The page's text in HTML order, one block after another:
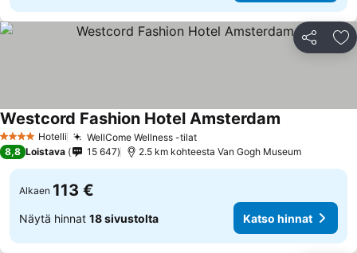
Jaa
4 Tähtiluokitus
Hotelli WellCome Wellness -tilat
Westcord Fashion Hotel Amsterdam
8,8 Loistava 15 647 2.5 km kohteesta Van Gogh Museum
Alkaen 113 €
Näytä hinnat 18 sivustolta Katso hinnat